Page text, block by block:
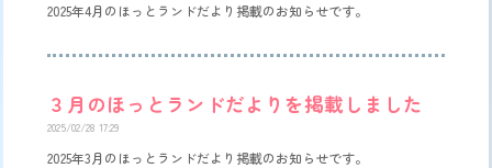
2025年4月のほっとランドだより掲載のお知らせです。
３月のほっとランドだよりを掲載しました
2025/02/28 17:29
2025年3月のほっとランドだより掲載のお知らせです。